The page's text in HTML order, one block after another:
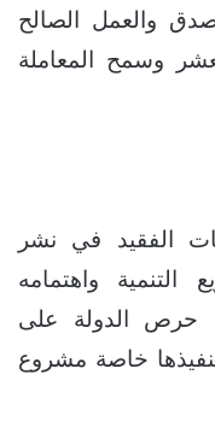
والعمل الصالح
وسمح المعاملة
الفقيد في نشر
التنمية واهتمامه
حرص الدولة على
خاصة مشروع